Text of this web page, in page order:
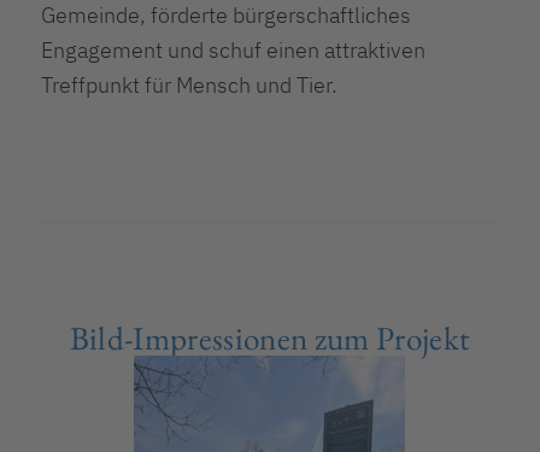
Gemeinde, förderte bürgerschaftliches
Engagement und schuf einen attraktiven
Treffpunkt für Mensch und Tier.
Bild-Impressionen zum Projekt